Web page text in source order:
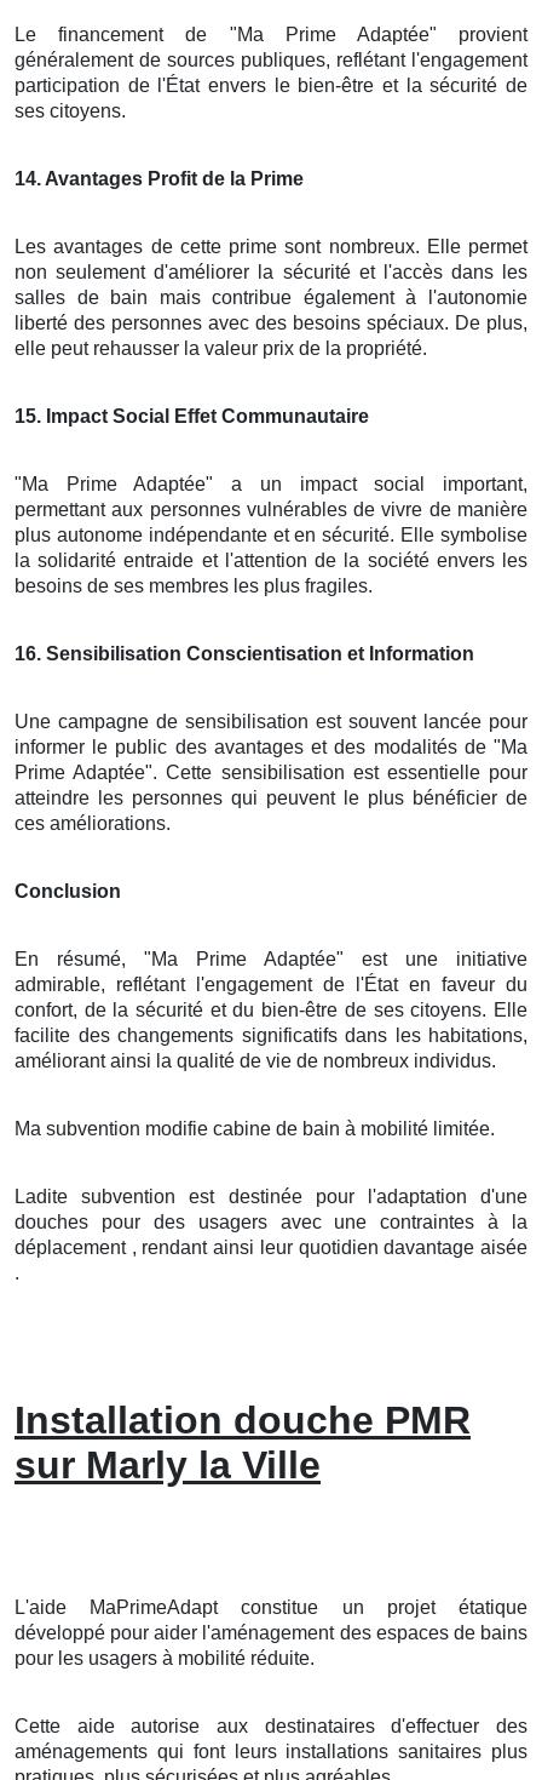
Le financement de "Ma Prime Adaptée" provient
généralement de sources publiques, reflétant l'engagement
participation de l'État envers le bien-être et la sécurité de
ses citoyens.
14. Avantages Profit de la Prime
Les avantages de cette prime sont nombreux. Elle permet
non seulement d'améliorer la sécurité et l'accès dans les
salles de bain mais contribue également à l'autonomie
liberté des personnes avec des besoins spéciaux. De plus,
elle peut rehausser la valeur prix de la propriété.
15. Impact Social Effet Communautaire
"Ma Prime Adaptée" a un impact social important,
permettant aux personnes vulnérables de vivre de manière
plus autonome indépendante et en sécurité. Elle symbolise
la solidarité entraide et l'attention de la société envers les
besoins de ses membres les plus fragiles.
16. Sensibilisation Conscientisation et Information
Une campagne de sensibilisation est souvent lancée pour
informer le public des avantages et des modalités de "Ma
Prime Adaptée". Cette sensibilisation est essentielle pour
atteindre les personnes qui peuvent le plus bénéficier de
ces améliorations.
Conclusion
En résumé, "Ma Prime Adaptée" est une initiative
admirable, reflétant l'engagement de l'État en faveur du
confort, de la sécurité et du bien-être de ses citoyens. Elle
facilite des changements significatifs dans les habitations,
améliorant ainsi la qualité de vie de nombreux individus.
Ma subvention modifie cabine de bain à mobilité limitée.
Ladite subvention est destinée pour l'adaptation d'une
douches pour des usagers avec une contraintes à la
déplacement , rendant ainsi leur quotidien davantage aisée
.
Installation douche PMR
sur Marly la Ville
L'aide MaPrimeAdapt constitue un projet étatique
développé pour aider l'aménagement des espaces de bains
pour les usagers à mobilité réduite.
Cette aide autorise aux destinataires d'effectuer des
aménagements qui font leurs installations sanitaires plus